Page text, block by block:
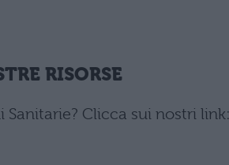
RISORSE
Clicca sui nostri